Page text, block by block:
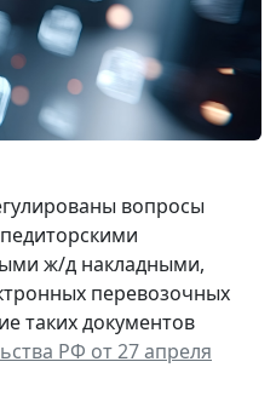
вопросы
ж/д накладными,
перевозочных
таких документов
РФ от 27 апреля